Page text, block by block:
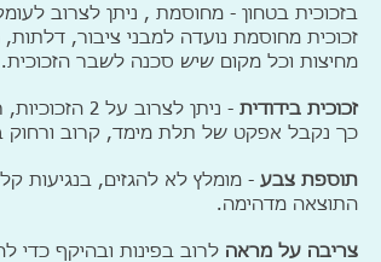
בזכוכית בטחון - מחוסמת , ניתן לצרוב לעומק מועט
זכוכית מחוסמת נועדה למבני ציבור,
מחיצות וכל מקום שיש סכנה לשבר הזכוכית.
זכוכית בידודית - ניתן לצרוב על 2 הזכוכיות, רצוי בחלק הפנימי,
כך נקבל אפקט של תלת מימד, קרוב ורחוק
תוספת צבע - מומלץ לא להגזים, בנגיעות
התוצאה מדהימה.
צריבה על מראה לרוב בפינות ובהיקף כדי